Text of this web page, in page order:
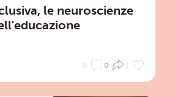
le neuroscienze
0 0 1